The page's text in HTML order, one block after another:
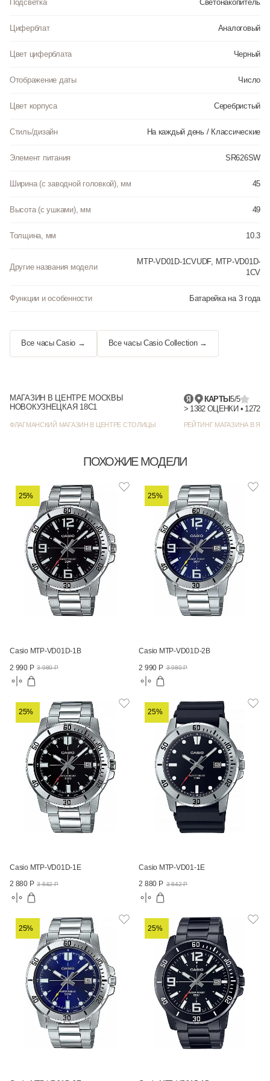
Подсветка Светонакопитель
Циферблат Аналоговый
Цвет циферблата Черный
Отображение даты Число
Цвет корпуса Серебристый
Стиль/дизайн На каждый день / Классические
Элемент питания SR626SW
Ширина (с заводной головкой), мм 45
Высота (с ушками), мм 49
Толщина, мм 10.3
Другие названия модели
MTP-VD01D-1CVUDF, MTP-VD01D-
1CV
Функции и особенности Батарейка на 3 года
Все часы Casio → Все часы Casio Collection →
МАГАЗИН В ЦЕНТРЕ МОСКВЫ
НОВОКУЗНЕЦКАЯ 18С1
ФЛАГМАНСКИЙ МАГАЗИН В ЦЕНТРЕ СТОЛИЦЫ
КАРТЫ5/5
РЕЙТИНГ МАГАЗИНА В
ПОХОЖИЕ МОДЕЛИ
25%
Casio MTP-VD01D-1B
2 990 Р 3 980 Р
25%
Casio MTP-VD01D-2B
2 990 Р 3 980 Р
25%
Casio MTP-VD01D-1E
2 880 Р 3 842 Р
25%
Casio MTP-VD01-1E
2 880 Р 3 842 Р
25% 25%